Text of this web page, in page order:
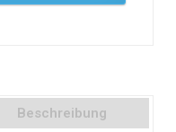
Beschreibung